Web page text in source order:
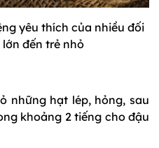
yêu thích của nhiều đối
đến trẻ nhỏ
những hạt lép, hỏng, sau
khoảng 2 tiếng cho đậu